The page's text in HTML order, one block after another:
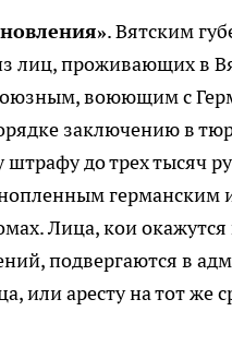
. Вятским
лиц, проживающих в
воюющим с
заключению в
до трех тысяч
германским
Лица, кои
подвергаются в
или аресту на тот